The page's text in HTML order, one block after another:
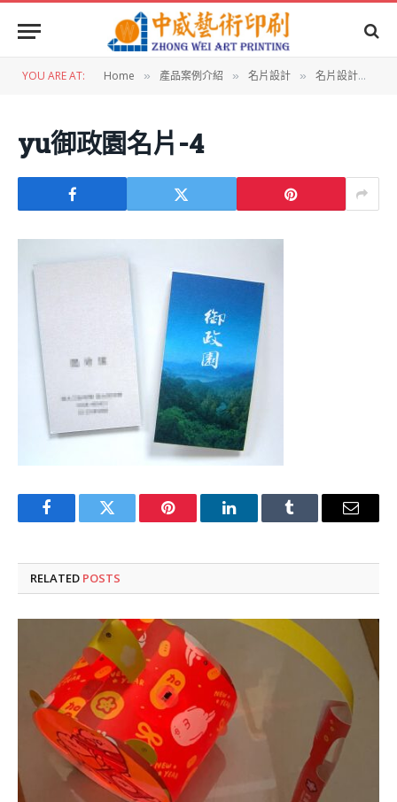
YOU ARE AT: Home » 產品案例介紹 » 名片設計 » 名片設計：御政園名片
yu御政園名片-4
FacebookTwitter Pinterest LinkedInTumblr Email
RELATED POSTS